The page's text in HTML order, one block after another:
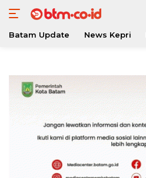
konten
Batam Update News Kepri